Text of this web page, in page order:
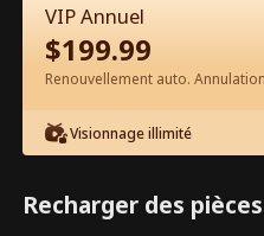
10
1.3k 2.7k
Débloquages
VIP Annuel
$199.99
Renouvellement auto.
Visionnage illimité
Recharger des pièces